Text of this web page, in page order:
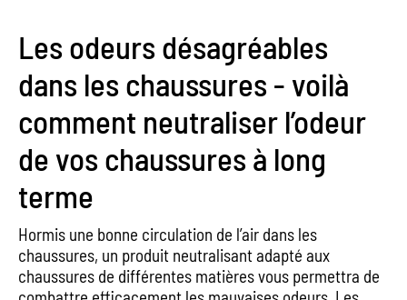
Les odeurs désagréables
dans les chaussures - voilà
comment neutraliser l’odeur
de vos chaussures à long
terme
Hormis une bonne circulation de l’air dans les
chaussures, un produit neutralisant adapté aux
chaussures de différentes matières vous permettra de